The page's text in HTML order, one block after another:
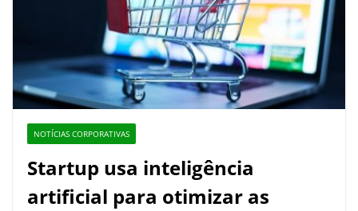
NOTÍCIAS CORPORATIVAS
Startup usa inteligência
artificial para otimizar as